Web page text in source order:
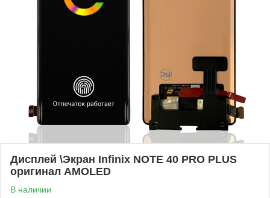
Дисплей \Экран ⁠Infinix NOTE 40 PRO PLUS
оригинал AMOLED
В наличии